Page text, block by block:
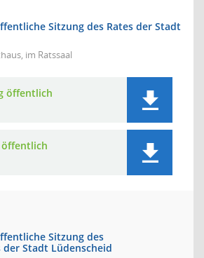
Sitzung des Rates der Stadt
im Ratssaal
öffentlich
Sitzung des
der Stadt Lüdenscheid